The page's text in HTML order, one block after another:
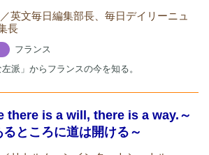
英文毎日編集部長、毎日デイリーニュ
長
フランス
左派」からフランスの今を知る。
there is a will, there is a way.～
るところに道は開ける～